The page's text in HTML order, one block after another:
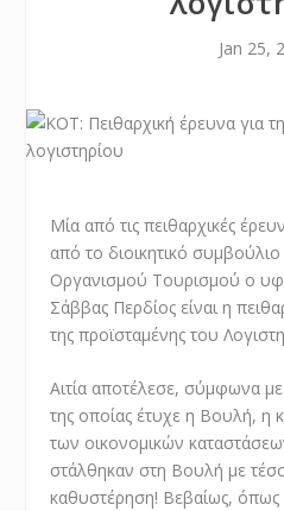
Jan 25,
Μία από τις πειθαρχικές
από το διοικητικό
Οργανισμού Τουρισμού ο
Σάββας Περδίος είναι η
της προϊσταμένης του
Αιτία αποτέλεσε, σύμφωνα
της οποίας έτυχε η Βουλή, η
των οικονομικών
στάλθηκαν στη Βουλή με
καθυστέρηση! Βεβαίως,